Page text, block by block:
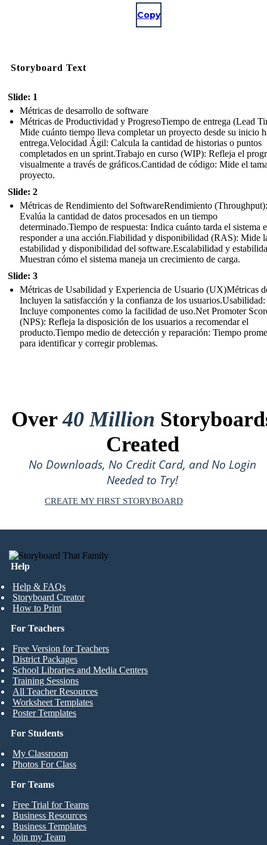
Copy
Storyboard Text
Slide: 1
Métricas de desarrollo de software
Métricas de Productividad y ProgresoTiempo de entrega (Lead
Mide cuánto tiempo lleva completar un proyecto desde su inicio
entrega.Velocidad Ágil: Calcula la cantidad de historias o puntos
completados en un sprint.Trabajo en curso (WIP): Refleja el
visualmente a través de gráficos.Cantidad de código: Mide el
proyecto.
Slide: 2
Métricas de Rendimiento del SoftwareRendimiento (Throughput):
Evalúa la cantidad de datos procesados en un tiempo
determinado.Tiempo de respuesta: Indica cuánto tarda el sistema
responder a una acción.Fiabilidad y disponibilidad (RAS): Mide
estabilidad y disponibilidad del software.Escalabilidad y
Muestran cómo el sistema maneja un crecimiento de carga.
Slide: 3
Métricas de Usabilidad y Experiencia de Usuario (UX)Métricas
Incluyen la satisfacción y la confianza de los usuarios.Usabilidad:
Incluye componentes como la facilidad de uso.Net Promoter
(NPS): Refleja la disposición de los usuarios a recomendar el
producto.Tiempo medio de detección y reparación: Tiempo
para identificar y corregir problemas.
Over40 Million
Created
No Downloads, No Credit Card, and No Login
Needed to Try!
CREATE MY FIRST STORYBOARD
Help
Help & FAQs
Storyboard Creator
How to Print
For Students
My Classroom
Photos For Class
For Teachers
Free Version for Teachers
District Packages
School Libraries and Media Centers
Training Sessions
All Teacher Resources
Worksheet Templates
Poster Templates
For Teams
Free Trial for Teams
Business Resources
Business Templates
Join my Team